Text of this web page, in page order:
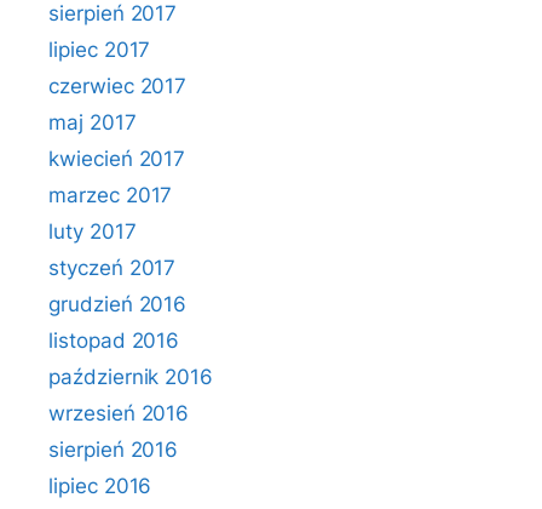
sierpień 2017
lipiec 2017
czerwiec 2017
maj 2017
kwiecień 2017
marzec 2017
luty 2017
styczeń 2017
grudzień 2016
listopad 2016
październik 2016
wrzesień 2016
sierpień 2016
lipiec 2016